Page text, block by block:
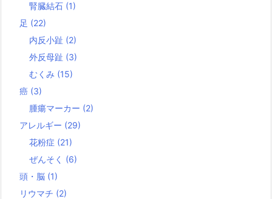
腎臓結石 (1)
足 (22)
内反小趾 (2)
外反母趾 (3)
むくみ (15)
癌 (3)
腫瘍マーカー (2)
アレルギー (29)
花粉症 (21)
ぜんそく (6)
頭・脳 (1)
リウマチ (2)